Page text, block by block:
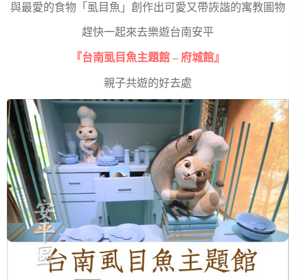
與最愛的食物「虱目魚」創作出可愛又帶詼諧的寓教圖物
趕快一起來去樂遊台南安平
『台南虱目魚主題館 – 府城館』
親子共遊的好去處